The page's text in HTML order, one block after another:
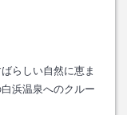
らしい自然に恵ま
浜温泉へのクルー